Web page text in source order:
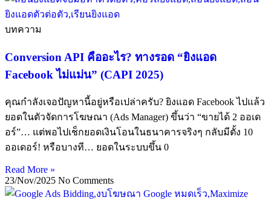
บทความ
Conversion API คืออะไร? ทางรอด “ยิงแอด
Facebook ไม่แม่น” (CAPI 2025)
คุณกำลังเจอปัญหานี้อยู่หรือเปล่าครับ? ยิงแอด Facebook ไปแล้ว
ยอดในตัวจัดการโฆษณา (Ads Manager) ขึ้นว่า “ขายได้ 2 ออเด
อร์”… แต่พอไปเช็กยอดเงินโอนในธนาคารจริงๆ กลับมีตั้ง 10
ออเดอร์! หรือบางที… ยอดในระบบขึ้น 0
Read More »
23/Nov/2025 No Comments